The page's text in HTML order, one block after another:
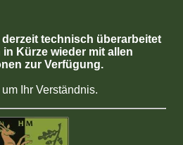
technisch überarbeitet
Kürze wieder mit allen
zur Verfügung.
Ihr Verständnis.